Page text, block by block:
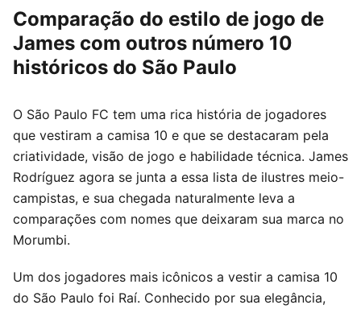
Comparação do estilo de jogo de
James com outros número 10
históricos do São Paulo
O São Paulo FC tem uma rica história de jogadores
que vestiram a camisa 10 e que se destacaram pela
criatividade, visão de jogo e habilidade técnica. James
Rodríguez agora se junta a essa lista de ilustres meio-
campistas, e sua chegada naturalmente leva a
comparações com nomes que deixaram sua marca no
Morumbi.
Um dos jogadores mais icônicos a vestir a camisa 10
do São Paulo foi Raí. Conhecido por sua elegância,